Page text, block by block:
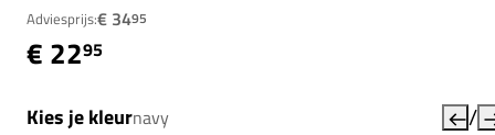
Adviesprijs:€ 3495
€ 2295
Kies je kleurnavy /